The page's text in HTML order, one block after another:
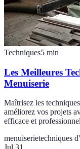
Techniques5 min
Les Meilleures
Menuiserie
Maîtrisez les
améliorez vos projets
efficace et
menuiserietechniques